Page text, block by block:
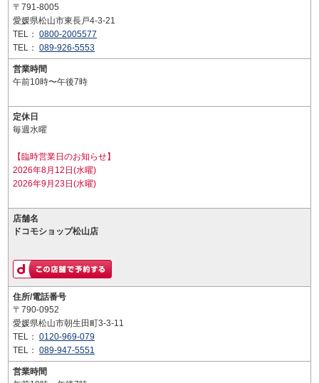
〒791-8005
愛媛県松山市東長戸4-3-21
TEL： 0800-2005577
TEL： 089-926-5553
営業時間
午前10時〜午後7時
定休日
毎週水曜
【臨時営業日のお知らせ】
2026年8月12日(水曜)
2026年9月23日(水曜)
店舗名
ドコモショップ松山店
住所/電話番号
〒790-0952
愛媛県松山市朝生田町3-3-11
TEL： 0120-969-079
TEL： 089-947-5551
営業時間